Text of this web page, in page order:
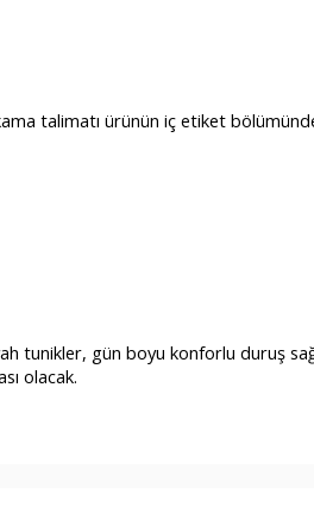
talimatı ürünün iç etiket
tunikler, gün boyu konforlu duruş
olacak.